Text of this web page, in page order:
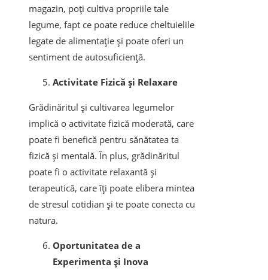
magazin, poți cultiva propriile tale
legume, fapt ce poate reduce cheltuielile
legate de alimentație și poate oferi un
sentiment de autosuficiență.
Activitate Fizică și Relaxare
Grădinăritul și cultivarea legumelor
implică o activitate fizică moderată, care
poate fi benefică pentru sănătatea ta
fizică și mentală. În plus, grădinăritul
poate fi o activitate relaxantă și
terapeutică, care îți poate elibera mintea
de stresul cotidian și te poate conecta cu
natura.
Oportunitatea de a
Experimenta și Inova